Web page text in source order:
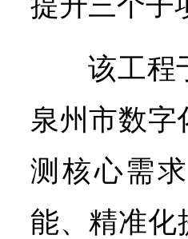
该工程
泉州市数字
测核心需
能、精准化